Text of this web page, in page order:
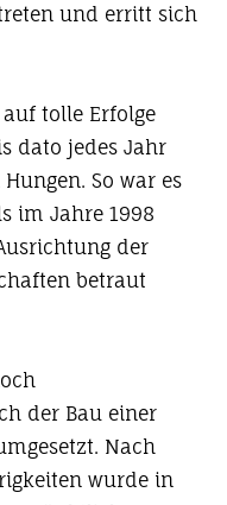
und erritt sich
tolle Erfolge
dato jedes Jahr
So war es
im Jahre 1998
der
betraut
der Bau einer
Nach
wurde in